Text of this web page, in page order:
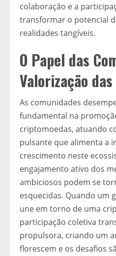
colaboração e a
transformar o potencial
realidades tangíveis.
O Papel das
Valorização
As comunidades
fundamental na
criptomoedas, atuando
pulsante que alimenta a
crescimento neste
engajamento ativo dos
ambiciosos podem se
esquecidas. Quando um
une em torno de uma
participação coletiva
propulsora, criando um
florescem e os desafios